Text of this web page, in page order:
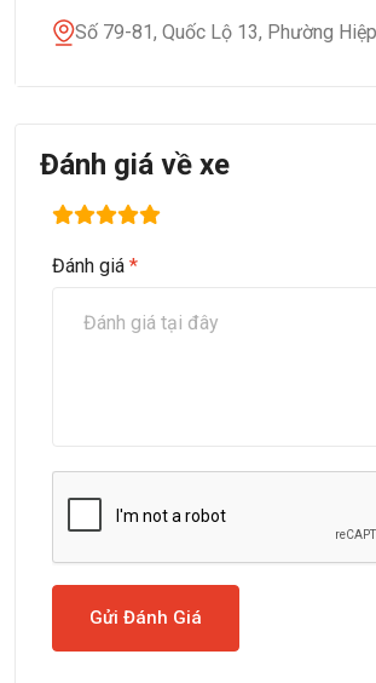
Số 79-81, Quốc Lộ 13, Phường
Đánh giá về xe
Đánh giá *
Gửi Đánh Giá